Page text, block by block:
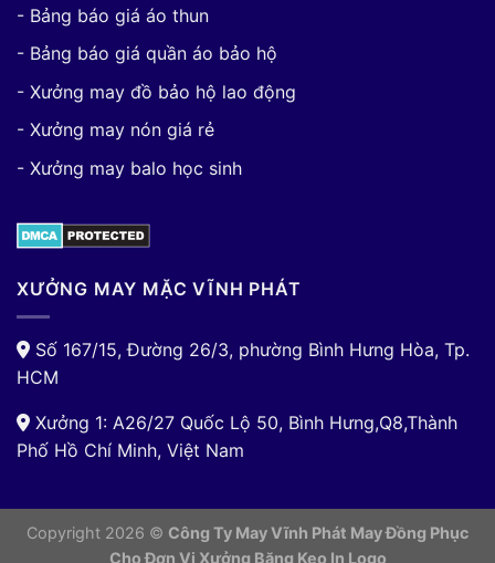
- Bảng báo giá áo thun
- Bảng báo giá quần áo bảo hộ
- Xưởng may đồ bảo hộ lao động
- Xưởng may nón giá rẻ
- Xưởng may balo học sinh
XƯỞNG MAY MẶC VĨNH PHÁT
Số 167/15, Đường 26/3, phường Bình Hưng Hòa, Tp.
HCM
Xưởng 1: A26/27 Quốc Lộ 50, Bình Hưng,Q8,Thành
Phố Hồ Chí Minh, Việt Nam
Copyright 2026 © Công Ty May Vĩnh Phát May Đồng Phục
Cho Đơn Vị Xưởng Băng Keo In Logo